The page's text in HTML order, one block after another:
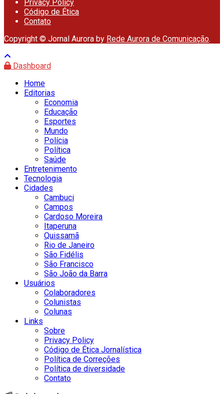
Privacy Policy
Código de Ética
Contato
Copyright © Jornal Aurora by Rede Aurora de Comunicação.
Dashboard
Home
Editorias
Economia
Educação
Esportes
Mundo
Polícia
Política
Saúde
Entretenimento
Tecnologia
Cidades
Cambuci
Campos
Cardoso Moreira
Itaperuna
Quissamã
Rio de Janeiro
São Fidélis
São Francisco
São João da Barra
Usuários
Colaboradores
Colunistas
Colunas
Links
Sobre
Privacy Policy
Código de Ética Jornalística
Política de Correções
Política de diversidade
Contato